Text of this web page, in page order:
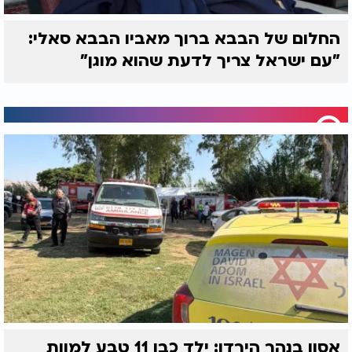
של האחר לעולם אינו מפסיד דבר.
החלום של הבבא ברוך מאביו הבבא סאלי:
"עם ישראל צריך לדעת שהוא מוגן"